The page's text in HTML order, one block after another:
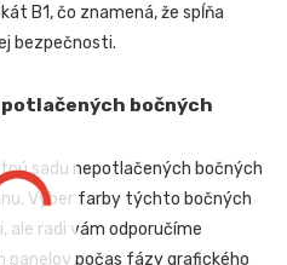
B1, čo znamená, že spĺňa
bezpečnosti.
bočných
sadu nepotlačených bočných
Výber farby týchto bočných
ale radi vám odporučíme
panelov počas fázy grafického